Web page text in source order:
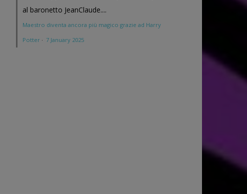
al baronetto JeanClaude....
Maestro diventa ancora più magico grazie ad Harry
Potter · 7 January 2025